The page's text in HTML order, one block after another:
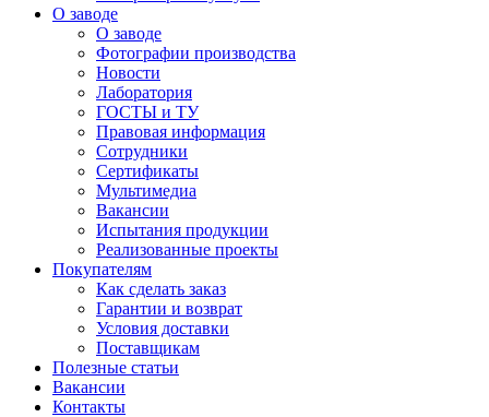
О заводе
О заводе
Фотографии производства
Новости
Лаборатория
ГОСТЫ и ТУ
Правовая информация
Сотрудники
Сертификаты
Мультимедиа
Вакансии
Испытания продукции
Реализованные проекты
Покупателям
Как сделать заказ
Гарантии и возврат
Условия доставки
Поставщикам
Полезные статьи
Вакансии
Контакты